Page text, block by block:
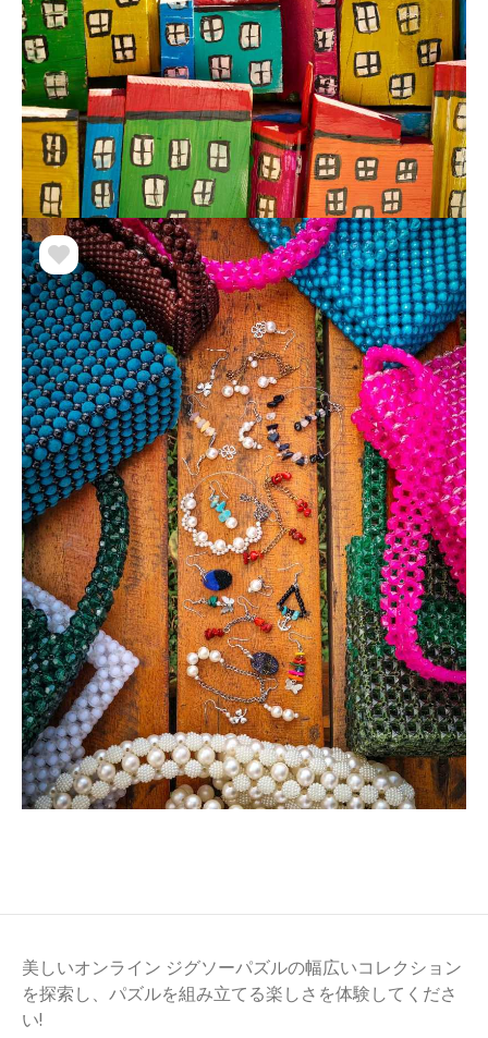
美しいオンライン ジグソーパズルの幅広いコレクション
を探索し、パズルを組み立てる楽しさを体験してくださ
い!